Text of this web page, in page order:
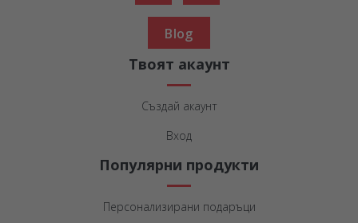
Blog
Твоят акаунт
Създай акаунт
Вход
Популярни продукти
Персонализирани подаръци